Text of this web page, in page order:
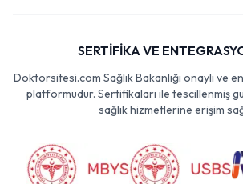
SERTİFİKA VE
Doktorsitesi.com Sağlık Bakanlığı onaylı ve
platformudur. Sertifikaları ile tescillenmiş
sağlık hizmetlerine erişim